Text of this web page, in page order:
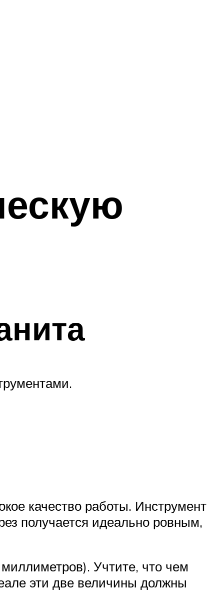
качество работы. Инструмент
получается идеально ровным,
Учтите, что чем
эти две величины должны